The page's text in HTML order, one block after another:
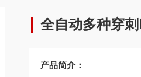
全自动多种穿
产品简介：